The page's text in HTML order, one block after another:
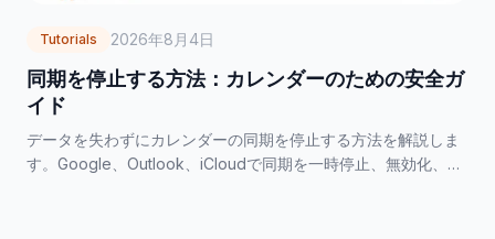
Tutorials 2026年8月4日
同期を停止する方法：カレンダーのための安全ガ
イド
データを失わずにカレンダーの同期を停止する方法を解説しま
す。Google、Outlook、iCloudで同期を一時停止、無効化、ま